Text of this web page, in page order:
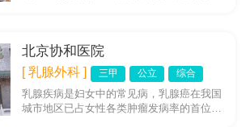
北京协和医院
[ 乳腺外科 ] 三甲 公立 综合
乳腺疾病是妇女中的常见病，乳腺癌在我国
城市地区已占女性各类肿瘤发病率的首位，